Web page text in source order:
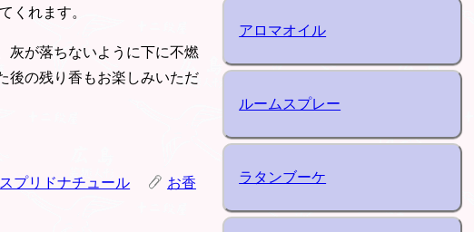
くれます。
灰が落ちないように下に不燃
後の残り香もお楽しみいただ
プリドナチュール お香
アロマオイル
ルームスプレー
ラタンブーケ